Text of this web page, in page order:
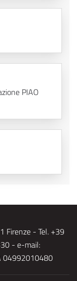
PIAO
Firenze - Tel. +39
- e-mail:
04992010480